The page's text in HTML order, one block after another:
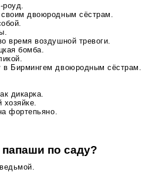
двоюродным сёстрам.
воздушной тревоги.
бомба.
Бирмингем двоюродным сёстрам.
дикарка.
фортепьяно.
по саду?